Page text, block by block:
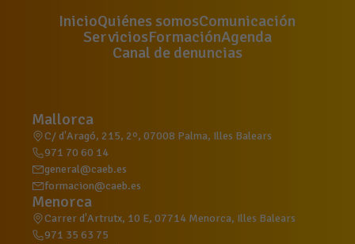
InicioQuiénes somosComunicación
ServiciosFormaciónAgenda
Canal de denuncias
Mallorca
C/ d'Aragó, 215, 2º, 07008 Palma, Illes Balears
971 70 60 14
general@caeb.es
formacion@caeb.es
Menorca
Carrer d'Artrutx, 10 E, 07714 Menorca, Illes Balears
971 35 63 75